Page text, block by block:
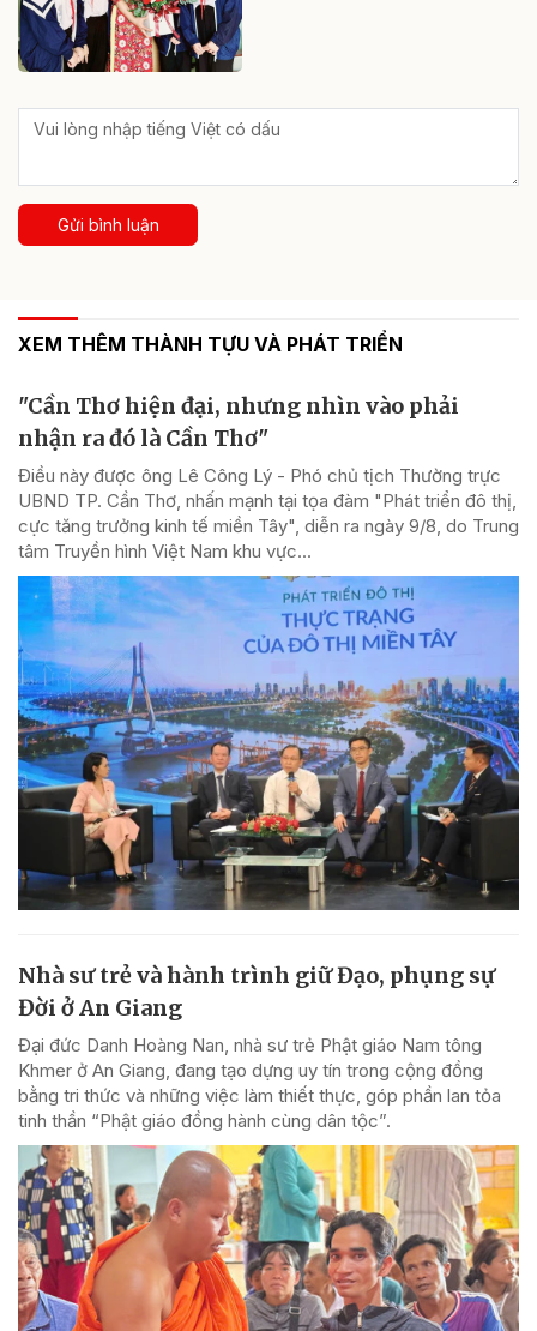
Gửi bình luận
XEM THÊM THÀNH TỰU VÀ PHÁT TRIỂN
"Cần Thơ hiện đại, nhưng nhìn vào phải
nhận ra đó là Cần Thơ"
Điều này được ông Lê Công Lý - Phó chủ tịch Thường trực
UBND TP. Cần Thơ, nhấn mạnh tại tọa đàm "Phát triển đô thị,
cực tăng trưởng kinh tế miền Tây", diễn ra ngày 9/8, do Trung
tâm Truyền hình Việt Nam khu vực...
Nhà sư trẻ và hành trình giữ Đạo, phụng sự
Đời ở An Giang
Đại đức Danh Hoàng Nan, nhà sư trẻ Phật giáo Nam tông
Khmer ở An Giang, đang tạo dựng uy tín trong cộng đồng
bằng tri thức và những việc làm thiết thực, góp phần lan tỏa
tinh thần “Phật giáo đồng hành cùng dân tộc”.